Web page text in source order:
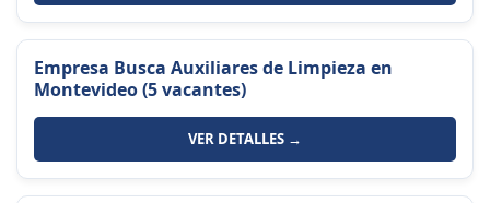
Empresa Busca Auxiliares de Limpieza en
Montevideo (5 vacantes)
VER DETALLES →